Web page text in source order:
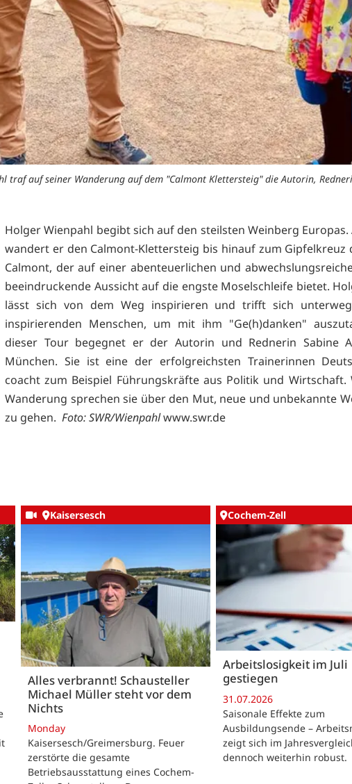
traf auf seiner Wanderung auf dem "Calmont Klettersteig" die Autorin,
Holger Wienpahl begibt sich auf den steilsten Weinberg Europas.
wandert er den Calmont-Klettersteig bis hinauf zum Gipfelkreuz
Calmont, der auf einer abenteuerlichen und
beeindruckende Aussicht auf die engste Moselschleife bietet.
lässt sich von dem Weg inspirieren und trifft sich
inspirierenden Menschen, um mit ihm "Ge(h)danken"
dieser Tour begegnet er der Autorin und Rednerin Sabine
München. Sie ist eine der erfolgreichsten Trainerinnen
coacht zum Beispiel Führungskräfte aus Politik und Wirtschaft.
Wanderung sprechen sie über den Mut, neue und unbekannte
zu gehen. Foto: SWR/Wienpahlwww.swr.de
Kaisersesch
Alles verbrannt! Schausteller
Michael Müller steht vor dem
Nichts
Monday
Kaisersesch/Greimersburg. Feuer
zerstörte die gesamte
Betriebsausstattung eines Cochem-
Cochem-Zell
Arbeitslosigkeit im Juli
gestiegen
31.07.2026
Saisonale Effekte zum
Ausbildungsende –
zeigt sich im
dennoch weiterhin robust.